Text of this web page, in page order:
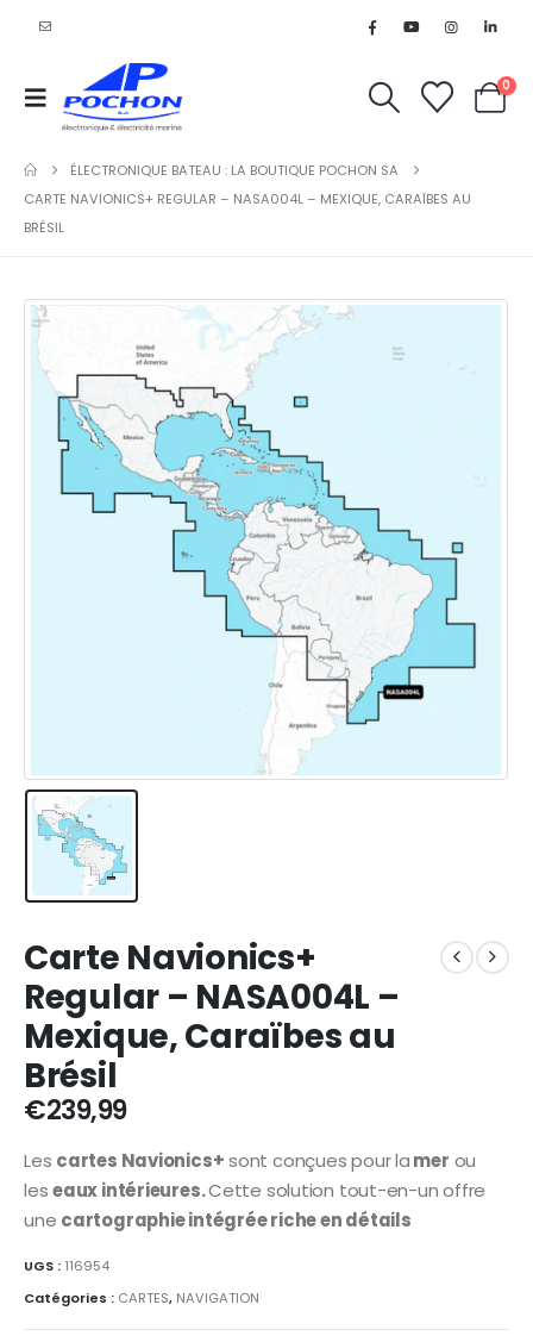
0
ÉLECTRONIQUE BATEAU : LA BOUTIQUE POCHON SA
CARTE NAVIONICS+ REGULAR – NASA004L – MEXIQUE, CARAÏBES AU
BRÉSIL
Carte Navionics+
Regular – NASA004L –
Mexique, Caraïbes au
Brésil
€239,99
Les cartes Navionics+sont conçues pour lamer ou
leseaux intérieures.Cette solution tout-en-un offre
une cartographie intégrée riche en détails
UGS : 116954
Catégories : CARTES, NAVIGATION